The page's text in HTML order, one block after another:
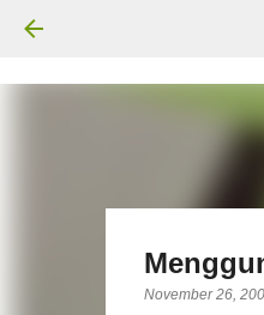
November 26,